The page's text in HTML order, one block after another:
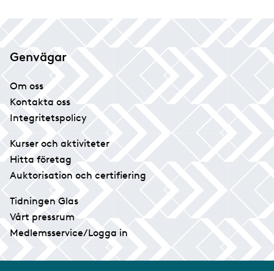
Genvägar
Om oss
Kontakta oss
Integritetspolicy
Kurser och aktiviteter
Hitta företag
Auktorisation och certifiering
Tidningen Glas
Vårt pressrum
Medlemsservice/Logga in